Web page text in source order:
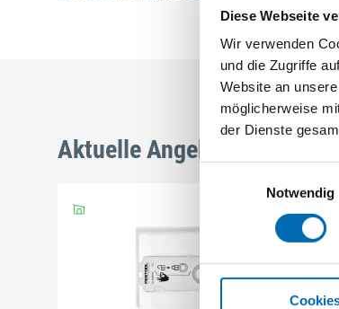
Diese Webseite
Wir verwenden
und die Zugriffe
Website an
möglicherweise
der Dienste
Notwendig
Aktuelle Angebote